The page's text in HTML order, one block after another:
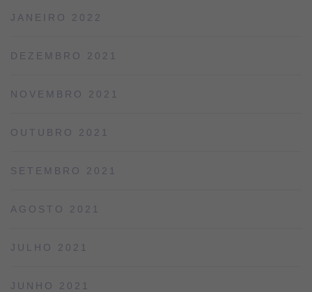
JANEIRO 2022
DEZEMBRO 2021
NOVEMBRO 2021
OUTUBRO 2021
SETEMBRO 2021
AGOSTO 2021
JULHO 2021
JUNHO 2021